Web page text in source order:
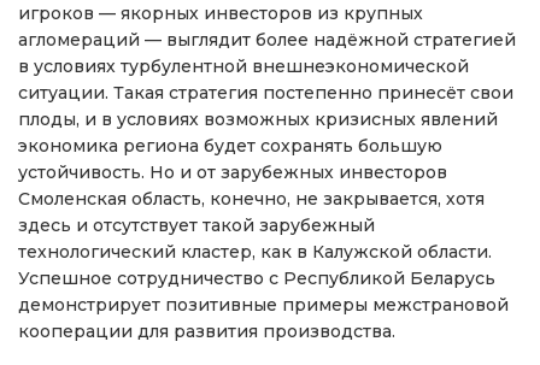
игроков — якорных инвесторов из крупных
агломераций — выглядит более надёжной стратегией
в условиях турбулентной внешнеэкономической
ситуации. Такая стратегия постепенно принесёт свои
плоды, и в условиях возможных кризисных явлений
экономика региона будет сохранять большую
устойчивость. Но и от зарубежных инвесторов
Смоленская область, конечно, не закрывается, хотя
здесь и отсутствует такой зарубежный
технологический кластер, как в Калужской области.
Успешное сотрудничество с Республикой Беларусь
демонстрирует позитивные примеры межстрановой
кооперации для развития производства.